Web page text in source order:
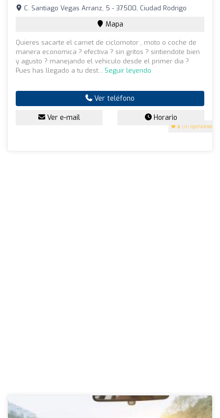
5 (91 opiniones)
C. Santiago Vegas Arranz, 5 - 37500, Ciudad Rodrigo
Mapa
Quieres sacarte el carnet de ciclomotor , moto o coche de
manera economica ? efectiva ? sin gritos ? sintiendote bien
y agusto ? manejando el vehiculo desde el primer dia ?
Pues has llegado a tu dest... Seguir leyendo
Ver teléfono
Ver e-mail Horario